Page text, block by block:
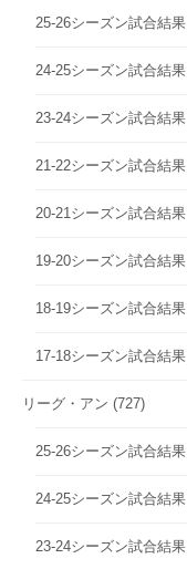
25-26シーズン試合結果
24-25シーズン試合結果
23-24シーズン試合結果
21-22シーズン試合結果
20-21シーズン試合結果
19-20シーズン試合結果
18-19シーズン試合結果
17-18シーズン試合結果
リーグ・アン (727)
25-26シーズン試合結果
24-25シーズン試合結果
23-24シーズン試合結果